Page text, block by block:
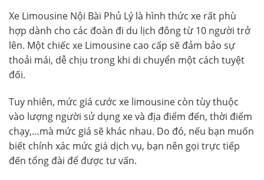
Xe Limousine Nội Bài Phủ Lý là hình thức xe rất phù
hợp dành cho các đoàn đi du lịch đông từ 10 người trở
lên. Một chiếc xe Limousine cao cấp sẽ đảm bảo sự
thoải mái, dễ chịu trong khi di chuyển một cách tuyệt
đối.
Tuy nhiên, mức giá cước xe limousine còn tùy thuộc
vào lượng người sử dụng xe và địa điểm đến, thời điểm
chạy,…mà mức giá sẽ khác nhau. Do đó, nếu bạn muốn
biết chính xác mức giá dịch vụ, bạn nên gọi trực tiếp
đến tổng đài để được tư vấn.